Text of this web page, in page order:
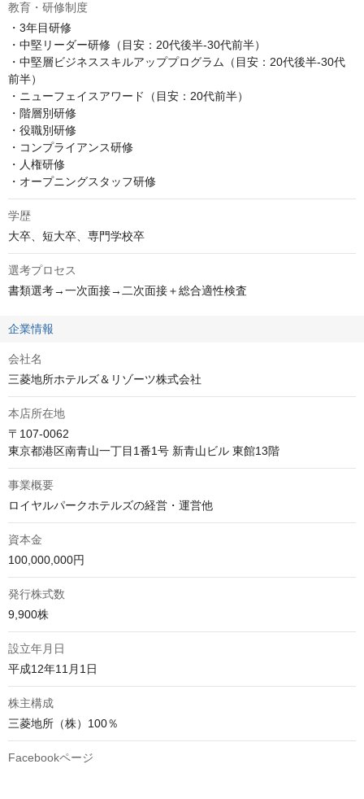
教育・研修制度
・3年目研修
・中堅リーダー研修（目安：20代後半-30代前半）
・中堅層ビジネススキルアッププログラム（目安：20代後半-30代
前半）
・ニューフェイスアワード（目安：20代前半）
・階層別研修
・役職別研修
・コンプライアンス研修
・人権研修
・オープニングスタッフ研修
学歴
大卒、短大卒、専門学校卒
選考プロセス
書類選考→一次面接→二次面接＋総合適性検査
企業情報
会社名
三菱地所ホテルズ＆リゾーツ株式会社
本店所在地
〒107-0062
東京都港区南青山一丁目1番1号 新青山ビル 東館13階
事業概要
ロイヤルパークホテルズの経営・運営他
資本金
100,000,000円
発行株式数
9,900株
設立年月日
平成12年11月1日
株主構成
三菱地所（株）100％
Facebookページ